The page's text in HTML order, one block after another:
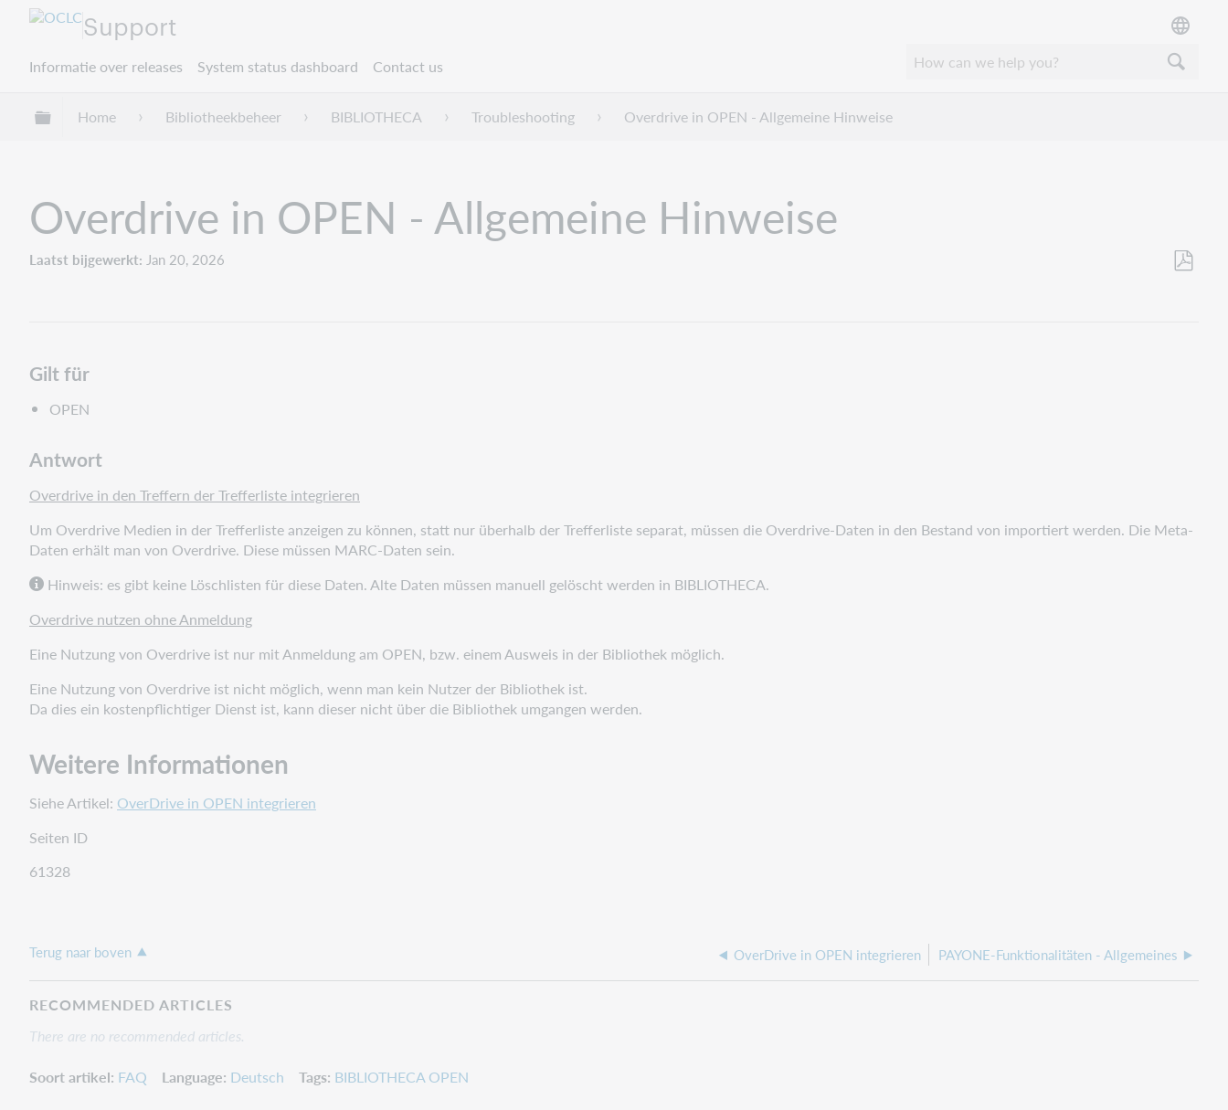
Support
Informatie over releases System status dashboard Contact us
Mondiale hiërarchie uitvouwen / samenvouwen
Home Bibliotheekbeheer BIBLIOTHECA Troubleshooting Overdrive in OPEN - Allgemeine Hinweise
Overdrive in OPEN - Allgemeine Hinweise
Laatst bijgewerkt Jan 20, 2026
Gilt für
OPEN
Antwort
Overdrive in den Treffern der Trefferliste integrieren
Um Overdrive Medien in der Trefferliste anzeigen zu können, statt nur überhalb der Trefferliste separat, müssen die Overdrive-Daten in den Bestand von importiert werden. Die Meta-
Daten erhält man von Overdrive. Diese müssen MARC-Daten sein.
Hinweis: es gibt keine Löschlisten für diese Daten. Alte Daten müssen manuell gelöscht werden in BIBLIOTHECA.
Overdrive nutzen ohne Anmeldung
Eine Nutzung von Overdrive ist nur mit Anmeldung am OPEN, bzw. einem Ausweis in der Bibliothek möglich.
Eine Nutzung von Overdrive ist nicht möglich, wenn man kein Nutzer der Bibliothek ist.
Da dies ein kostenpflichtiger Dienst ist, kann dieser nicht über die Bibliothek umgangen werden.
Weitere Informationen
Siehe Artikel: OverDrive in OPEN integrieren
Seiten ID
61328
Terug naar boven OverDrive in OPEN integrieren PAYONE-Funktionalitäten - Allgemeines
RECOMMENDED ARTICLES
There are no recommended articles.
Soort artikel FAQ Language Deutsch Tags BIBLIOTHECA OPEN